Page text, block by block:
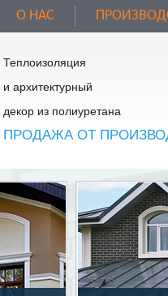
О НАС
Теплоизоляция
и архитектурный
декор из полиуретана
ПРОДАЖА ОТ